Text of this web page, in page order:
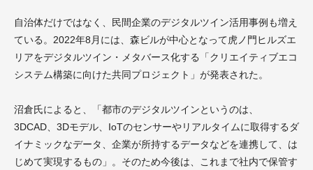
自治体だけではなく、民間企業のデジタルツイン活用事例も増え
ている。2022年8月には、森ビルが中心となって虎ノ門ヒルズエ
リアをデジタルツイン・メタバース化する「クリエイティブエコ
システム構築に向けた共同プロジェクト」が発表された。
沼倉氏によると、「都市のデジタルツインというのは、
3DCAD、3Dモデル、IoTのセンサーやリアルタイムに取得するダ
イナミックなデータ、企業が所持するデータなどを連携して、は
じめて実現するもの」。そのため今後は、これまで社内で保管す